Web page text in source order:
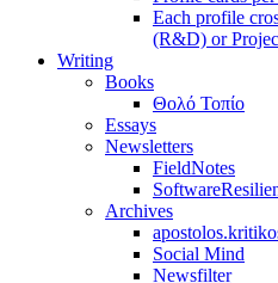
Each profile
(R&D) or
Writing
Books
Θολό Τοπίο
Essays
Newsletters
FieldNotes
Archives
Social Mind
Newsfilter